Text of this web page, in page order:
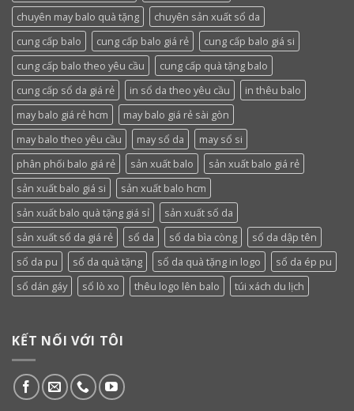
chuyên may balo quà tặng
chuyên sản xuất sổ da
cung cấp balo
cung cấp balo giá rẻ
cung cấp balo giá si
cung cấp balo theo yêu cầu
cung cấp quà tặng balo
cung cấp sổ da giá rẻ
in sổ da theo yêu cầu
in thêu balo
may balo giá rẻ hcm
may balo giá rẻ sài gòn
may balo theo yêu cầu
may sổ da
may sổ si
phân phối balo giá rẻ
sản xuất balo
sản xuất balo giá rẻ
sản xuất balo giá si
sản xuất balo hcm
sản xuất balo quà tặng giá sỉ
sản xuất sổ da
sản xuất sổ da giá rẻ
sổ da sổ da bìa còng
sổ da dập tên
sổ da pu
sổ da quà tặng sổ da quà tặng in logo
sổ da ép pu
sổ dán gáy
sổ lò xo thêu logo lên balo túi xách du lịch
KẾT NỐI VỚI TÔI